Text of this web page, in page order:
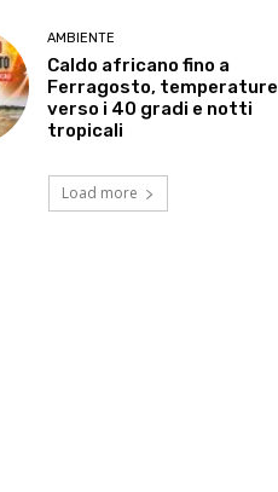
AMBIENTE
Caldo africano fino a
Ferragosto, temperature
verso i 40 gradi e notti
tropicali
Load more